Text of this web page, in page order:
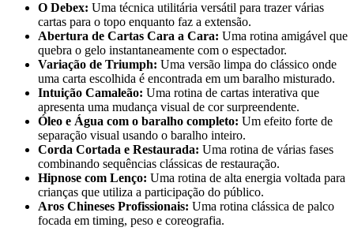
O Debex: Uma técnica utilitária versátil para trazer várias
cartas para o topo enquanto faz a extensão.
Abertura de Cartas Cara a Cara: Uma rotina amigável que
quebra o gelo instantaneamente com o espectador.
Variação de Triumph: Uma versão limpa do clássico onde
uma carta escolhida é encontrada em um baralho misturado.
Intuição Camaleão: Uma rotina de cartas interativa que
apresenta uma mudança visual de cor surpreendente.
Óleo e Água com o baralho completo: Um efeito forte de
separação visual usando o baralho inteiro.
Corda Cortada e Restaurada: Uma rotina de várias fases
combinando sequências clássicas de restauração.
Hipnose com Lenço: Uma rotina de alta energia voltada para
crianças que utiliza a participação do público.
Aros Chineses Profissionais: Uma rotina clássica de palco
focada em timing, peso e coreografia.